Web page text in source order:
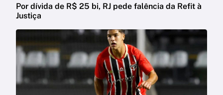
Por dívida de R$ 25 bi, RJ pede falência da Refit à
Justiça